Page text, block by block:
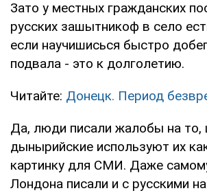
Зато у местных гражданских
русских зашытникоф в село
если научишисься быстро
подвала - это к долголетию.
Читайте: Донецк. Период
Да, люди писали жалобы на то,
дынырийские используют их
картинку для СМИ. Даже
Лондона писали и с русскими